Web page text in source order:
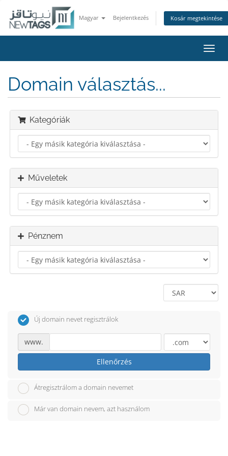
Magyar Bejelentkezés Kosár megtekintése
a
Domain választás...
Kategóriák
Műveletek
Pénznem
Új domain nevet regisztrálok
www.
Ellenőrzés
Átregisztrálom a domain nevemet
Már van domain nevem, azt használom